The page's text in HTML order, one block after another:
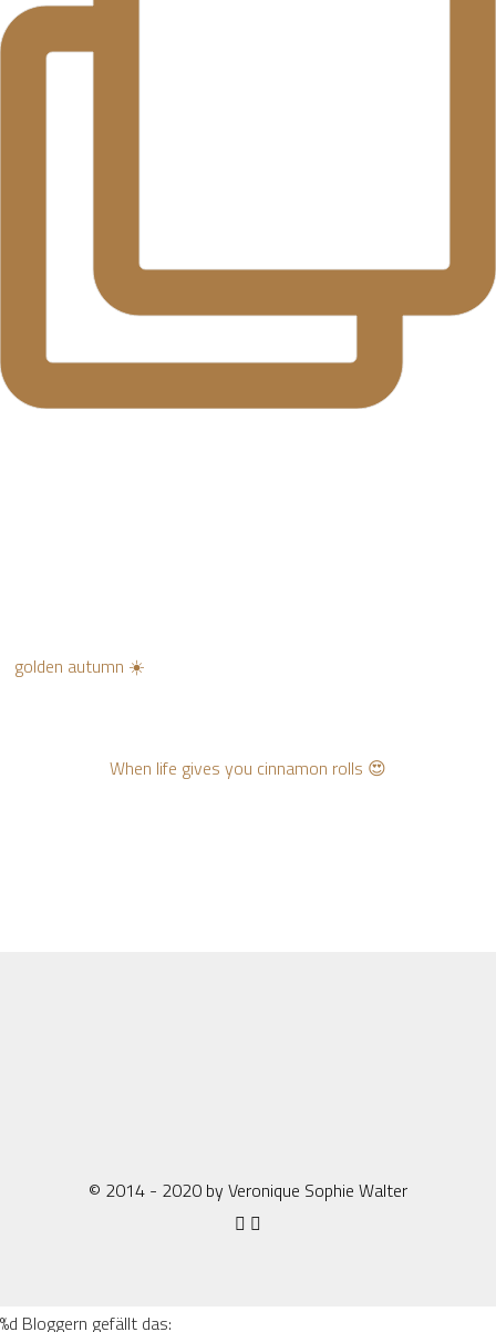
golden autumn ☀️
When life gives you cinnamon rolls 😍
© 2014 - 2020 by Veronique Sophie Walter
%d Bloggern gefällt das: